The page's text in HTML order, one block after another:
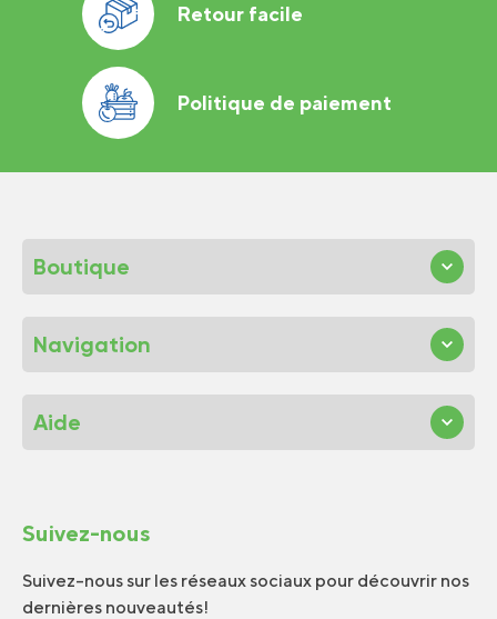
Retour facile
Politique de paiement
Boutique
Navigation
Aide
Suivez-nous
Suivez-nous sur les réseaux sociaux pour découvrir nos
dernières nouveautés!